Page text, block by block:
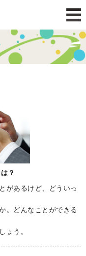
？
があるけど、どういっ
。どんなことができる
ょう。